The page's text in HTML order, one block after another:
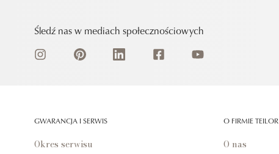
Śledź nas w mediach społecznościowych
GWARANCJA I SERWIS
Okres serwisu
O FIRMIE TEILOR
O nas